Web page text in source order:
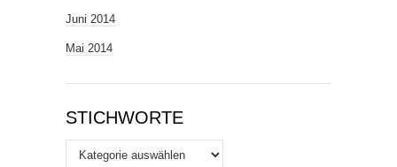
Juni 2014
Mai 2014
STICHWORTE
Stichworte